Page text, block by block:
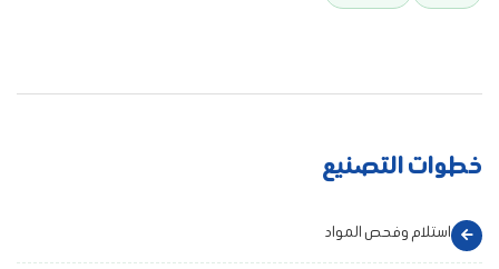
خطوات التصنيع
استلام وفحص المواد